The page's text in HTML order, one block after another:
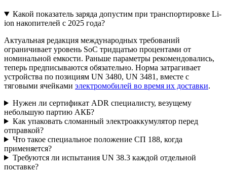
Какой показатель заряда допустим при транспортировке Li-
ion накопителей с 2025 года?
Актуальная редакция международных требований
ограничивает уровень SoC тридцатью процентами от
номинальной емкости. Раньше параметры рекомендовались,
теперь предписываются обязательно. Норма затрагивает
устройства по позициям UN 3480, UN 3481, вместе с
тяговыми ячейками электромобилей во время их доставки.
Нужен ли сертификат ADR специалисту, везущему
небольшую партию АКБ?
Как упаковать сломанный электроаккумулятор перед
отправкой?
Что такое специальное положение СП 188, когда
применяется?
Требуются ли испытания UN 38.3 каждой отдельной
поставке?